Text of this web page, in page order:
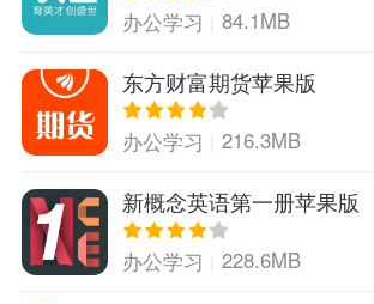
办公学习 84.1MB
东方财富期货苹果版
办公学习 216.3MB
新概念英语第一册苹果版
办公学习 228.6MB